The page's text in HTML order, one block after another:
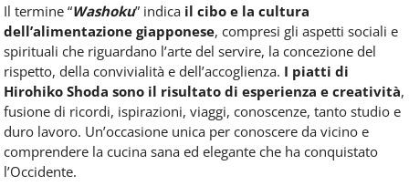
Il termine “Washoku” indica il cibo e la cultura
dell’alimentazione giapponese, compresi gli aspetti sociali e
spirituali che riguardano l’arte del servire, la concezione del
rispetto, della convivialità e dell’accoglienza. I piatti di
Hirohiko Shoda sono il risultato di esperienza e creatività,
fusione di ricordi, ispirazioni, viaggi, conoscenze, tanto studio e
duro lavoro. Un’occasione unica per conoscere da vicino e
comprendere la cucina sana ed elegante che ha conquistato
l’Occidente.